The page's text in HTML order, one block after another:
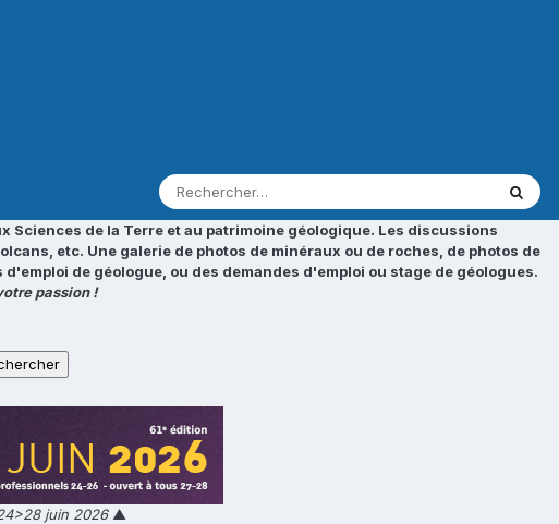
Sciences de la Terre et au patrimoine géologique. Les discussions
etc. Une galerie de photos de minéraux ou de roches, de photos de
de géologue, ou des demandes d'emploi ou stage de géologues.
passion !
juin 2026▲